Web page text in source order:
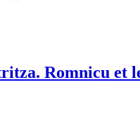
Romnicu et